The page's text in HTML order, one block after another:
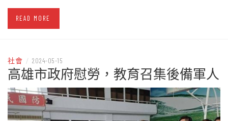
READ MORE
社會 / 2024-05-15
高雄市政府慰勞，教育召集後備軍人